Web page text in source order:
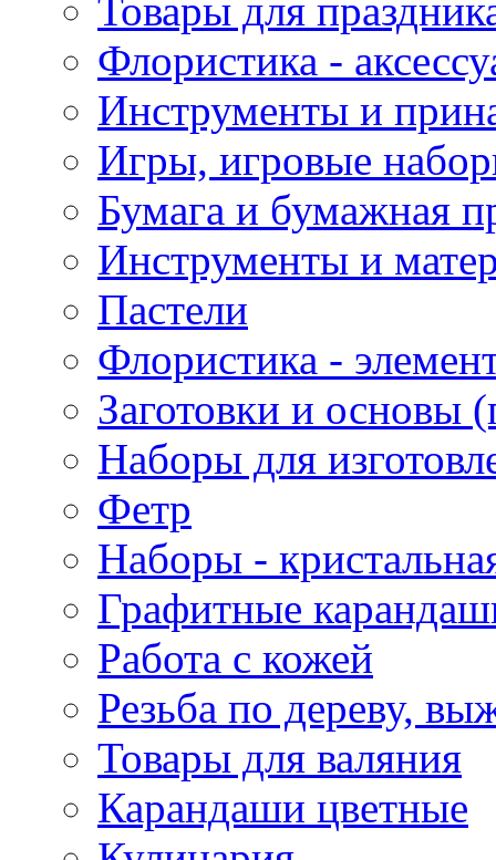
Товары для
Флористика -
Инструменты и
Игры, игровые
Бумага и бумажная
Инструменты и
Пастели
Флористика -
Заготовки и основы
Наборы для
Фетр
Наборы -
Графитные
Работа с кожей
Резьба по дереву,
Товары для валяния
Карандаши цветные